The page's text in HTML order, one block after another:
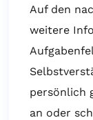
Auf den
weitere
persönlich
an oder